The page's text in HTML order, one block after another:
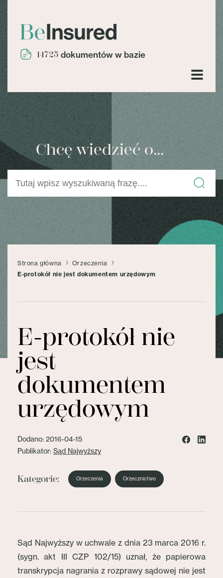
14725 dokumentów w bazie
Chcę wiedzieć o...
Strona główna
Orzeczenia
E-protokół nie jest dokumentem urzędowym
E-protokół nie
jest
dokumentem
urzędowym
Dodano: 2016-04-15
Publikator: Sąd Najwyższy
Kategorie: Orzeczenia Orzecznictwo
Sąd Najwyższy w uchwale z dnia 23 marca 2016 r.
(sygn. akt III CZP 102/15) uznał, że papierowa
transkrypcja nagrania z rozprawy sądowej nie jest